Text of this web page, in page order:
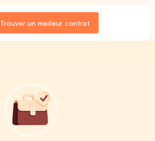
Trouver un meilleur contrat